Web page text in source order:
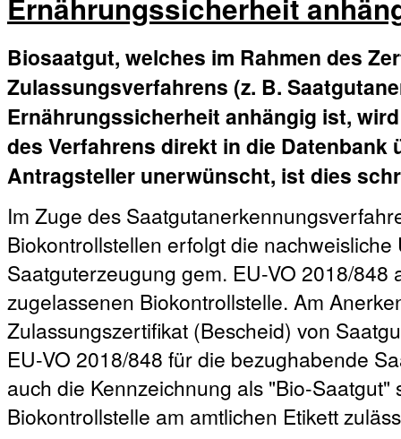
Ernährungssicherheit
Biosaatgut, welches im Rahmen des
Zulassungsverfahrens (z. B.
Ernährungssicherheit anhängig ist,
des Verfahrens direkt in die Datenbank
Antragsteller unerwünscht, ist dies
Im Zuge des
Biokontrollstellen erfolgt die
Saatguterzeugung gem. EU-VO 2018/
zugelassenen Biokontrollstelle. Am
Zulassungszertifikat (Bescheid) von
EU-VO 2018/848 für die bezughabende
auch die Kennzeichnung als "Bio-
Biokontrollstelle am amtlichen Etikett